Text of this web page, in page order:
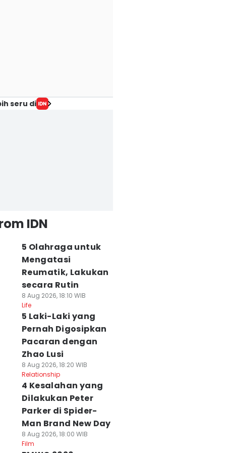
seru di
IDN
5 Olahraga untuk
Mengatasi
Reumatik, Lakukan
secara Rutin
8 Aug 2026, 18:10 WIB
Life
5 Laki-Laki yang
Pernah Digosipkan
Pacaran dengan
Zhao Lusi
8 Aug 2026, 18:20 WIB
Relationship
4 Kesalahan yang
Dilakukan Peter
Parker di Spider-
Man Brand New Day
8 Aug 2026, 18:00 WIB
Film